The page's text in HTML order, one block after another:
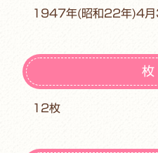
1947年(昭和22年)4月
12枚